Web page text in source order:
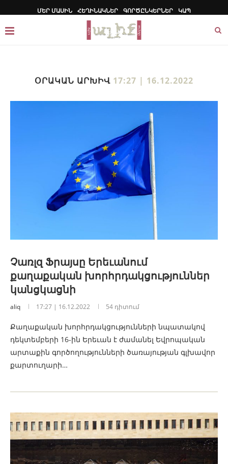
ՄԵՐ ՄԱՍԻՆ ՀԵՂԻՆԱԿՆԵՐ ԳՈՐԾԸՆԿԵՐՆԵՐ ԿԱՊ
ՕՐԱԿԱՆ ԱՐԽԻՎ 17:27 | 16.12.2022
Չառլզ Ֆրայսը Երեւանում
քաղաքական խորհրդակցություններ
կանցկացնի
aliq 17:27 | 16.12.2022 54 դիտում
Քաղաքական խորհրդակցությունների նպատակով
դեկտեմբերի 16-ին Երեւան է ժամանել Եվրոպական
արտաքին գործողությունների ծառայության գլխավոր
քարտուղարի…